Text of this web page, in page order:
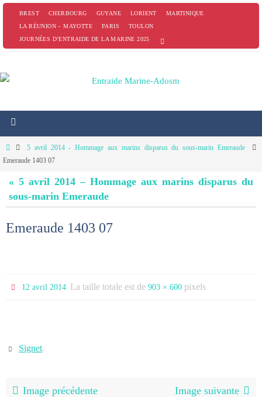
PasserBREST CHERBOURG GUYANE LORIENT
MARTINIQUE
LA RÉUNION – MAYOTTE
PARIS
TOULON
JOURNÉES D’ENTRAIDE DE LA MARINE 2025
Home5 avril 2014 - Hommage aux marins disparus du sous-marin Emeraude
Emeraude 1403 07
« 5 avril 2014 – Hommage aux marins disparus du
sous-marin Emeraude
Emeraude 1403 07
12 avril 2014 La taille totale est de903 × 600 pixels
Signet.
Image précédente Image suivante